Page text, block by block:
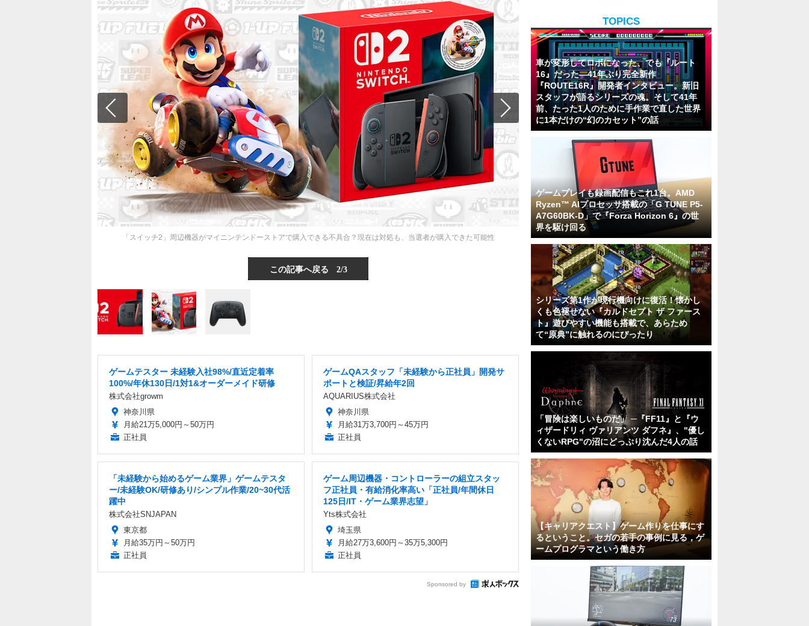
「スイッチ2」周辺機器がマイニンテンドーストアで購入できる不具合？現在は対処も、当選者が購入できた可能性
この記事へ戻る 2/3
ゲームテスター 未経験入社98%/直近定着率
100%/年休130日/1対1&オーダーメイド研修
株式会社growm
神奈川県
月給21万5,000円～50万円
正社員
ゲームQAスタッフ「未経験から正社員」開発サ
ポートと検証/昇給年2回
AQUARIUS株式会社
神奈川県
月給31万3,700円～45万円
正社員
「未経験から始めるゲーム業界」ゲームテスタ
ー/未経験OK/研修あり/シンプル作業/20~30代活
躍中
株式会社SNJAPAN
東京都
月給35万円～50万円
正社員
ゲーム周辺機器・コントローラーの組立スタッ
フ正社員・有給消化率高い「正社員/年間休日
125日/IT・ゲーム業界志望」
Yts株式会社
埼玉県
月給27万3,600円～35万5,300円
正社員
Sponsored by
TOPICS
車が変形してロボになった、でも『ルート
16』だった―41年ぶり完全新作
『ROUTE16R』開発者インタビュー。新旧
スタッフが語るシリーズの魂。そして41年
前、たった1人のために手作業で直した世界
に1本だけの“幻のカセット”の話
ゲームプレイも録画配信もこれ1台。AMD
Ryzen™ AIプロセッサ搭載の「G TUNE P5-
A7G60BK-D」で『Forza Horizon 6』の世
界を駆け回る
シリーズ第1作が現行機向けに復活！懐かし
くも色褪せない『カルドセプト ザ ファース
ト』遊びやすい機能も搭載で、あらため
て“原典”に触れるのにぴったり
「冒険は楽しいものだ」 ─『FF11』と『ウ
ィザードリィ ヴァリアンツ ダフネ』、"優し
くないRPG"の沼にどっぷり沈んだ4人の話
【キャリアクエスト】ゲーム作りを仕事にす
るということ。セガの若手の事例に見る，ゲ
ームプログラマという働き方